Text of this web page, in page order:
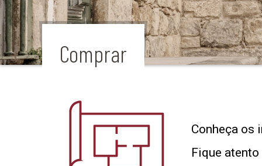
Comprar
Conheça os
Fique